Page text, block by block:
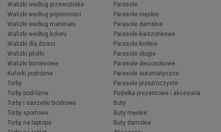
Walizki według przewoźnika
Walizki według pojemności
Walizki według materiału
Walizki według koloru
Walizki dla dzieci
Walizki pilotki
Walizki biznesowe
Kuferki podróżne
Torby
Torby podróżne
Torby i saszetki biodrowe
Torby sportowe
Torby na laptopa
Parasole
Parasole męskie
Parasole damskie
Parasole kieszonkowe
Parasole krótkie
Parasole długie
Parasole dwuosobowe
Parasole automatyczne
Parasole przeźroczyste
Pudełka prezentowe i akcesoria
Buty
Buty męskie
Buty damskie